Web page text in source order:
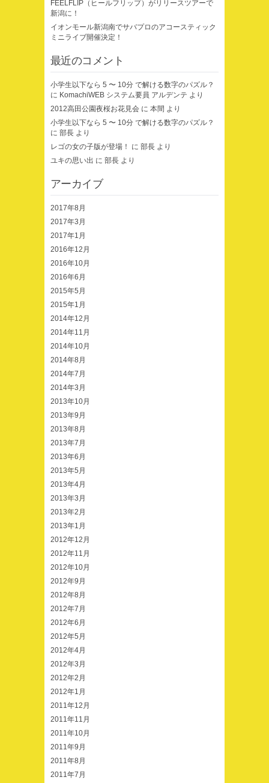
FEELFLIP（ヒールフリップ）がリリースツアーで
新潟に！
イオンモール新潟南でサバプロのアコースティック
ミニライブ開催決定！
最近のコメント
小学生以下なら 5 〜 10分 で解ける数字のパズル？
に KomachiWEB システム要員 アルデンテ より
2012高田公園夜桜お花見会 に 本間 より
小学生以下なら 5 〜 10分 で解ける数字のパズル？
に 部長 より
レゴの女の子版が登場！
に 部長 より
ユキの思い出 に 部長 より
アーカイブ
2017年8月
2017年3月
2017年1月
2016年12月
2016年10月
2016年6月
2015年5月
2015年1月
2014年12月
2014年11月
2014年10月
2014年8月
2014年7月
2014年3月
2013年10月
2013年9月
2013年8月
2013年7月
2013年6月
2013年5月
2013年4月
2013年3月
2013年2月
2013年1月
2012年12月
2012年11月
2012年10月
2012年9月
2012年8月
2012年7月
2012年6月
2012年5月
2012年4月
2012年3月
2012年2月
2012年1月
2011年12月
2011年11月
2011年10月
2011年9月
2011年8月
2011年7月